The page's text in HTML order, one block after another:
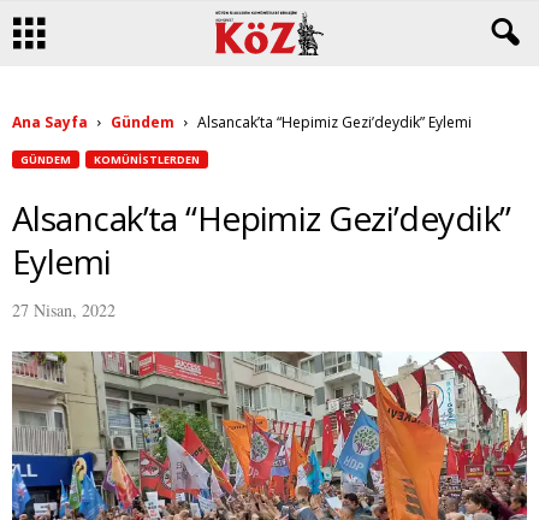
Ana Sayfa Gündem Alsancak’ta “Hepimiz Gezi’deydik” Eylemi
GÜNDEM KOMÜNISTLERDEN
Alsancak’ta “Hepimiz Gezi’deydik”
Eylemi
27 Nisan, 2022